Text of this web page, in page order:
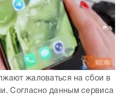
жаловаться на сбои в
Согласно данным сервиса